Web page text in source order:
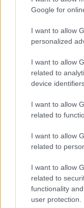
Google for
I want to allow
personalized
I want to allow
related to
device
I want to allow
related to
I want to allow
related to
I want to allow
related to
functionality
user protection.
TRIBUNALE DI
ISCRIZIONE AL ROC